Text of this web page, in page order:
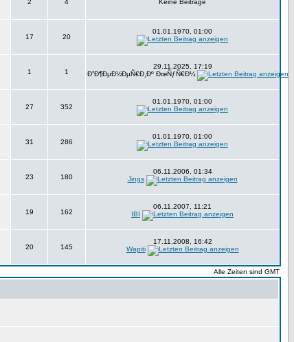
2 4 Keine Beiträge
17 20
01.01.1970, 01:00
1 1
29.11.2025, 17:19
Ð”Ð¶ÐµÐ½ÐµÑ€Ð¸Ðº ÐœÑƒÑ€Ð¼
27 352
01.01.1970, 01:00
31 286
01.01.1970, 01:00
23 180
06.11.2006, 01:34
Jings
19 162
06.11.2007, 11:21
IBI
20 145
17.11.2008, 16:42
Wapiti
Alle Zeiten sind GMT